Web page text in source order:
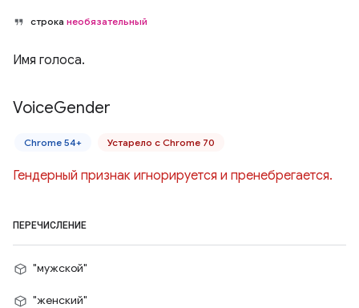
строка необязательный
Имя голоса.
VoiceGender
Chrome 54+ Устарело с Chrome 70
Гендерный признак игнорируется и пренебрегается.
ПЕРЕЧИСЛЕНИЕ
"мужской"
"женский"